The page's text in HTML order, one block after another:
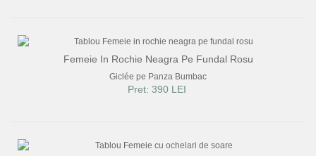
Femeie In Rochie Neagra Pe Fundal Rosu
Giclée pe Panza Bumbac
Pret: 390 LEI